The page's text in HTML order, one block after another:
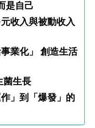
場 而是自己
收入與被動收入
業化」 創造生活
生菌生長
」到「爆發」的